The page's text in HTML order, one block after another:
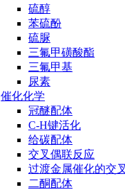
硫醇
苯硫酚
硫脲
三氟甲磺酸酯
三氟甲基
尿素
催化化学
冠醚配体
C-H键活化
给碳配体
交叉偶联反应
过渡金属催化的交
二酮配体